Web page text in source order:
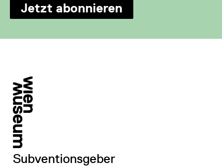
Jetzt abonnieren
Subventionsgeber